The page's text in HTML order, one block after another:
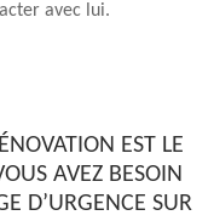
avec lui.
EST LE
AVEZ BESOIN
D’URGENCE SUR